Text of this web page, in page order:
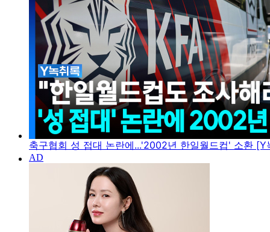
축구협회 성 접대 논란에...'2002년 한일월드컵' 소환 [Y